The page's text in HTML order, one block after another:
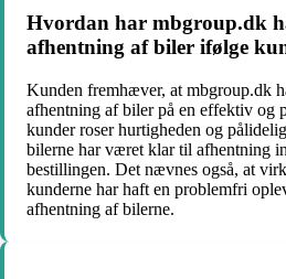
Hvordan har mbgroup.dk
afhentning af biler ifølge
Kunden fremhæver, at mbgroup.dk
afhentning af biler på en effektiv og
kunder roser hurtigheden og
bilerne har været klar til afhentning
bestillingen. Det nævnes også, at
kunderne har haft en problemfri
afhentning af bilerne.